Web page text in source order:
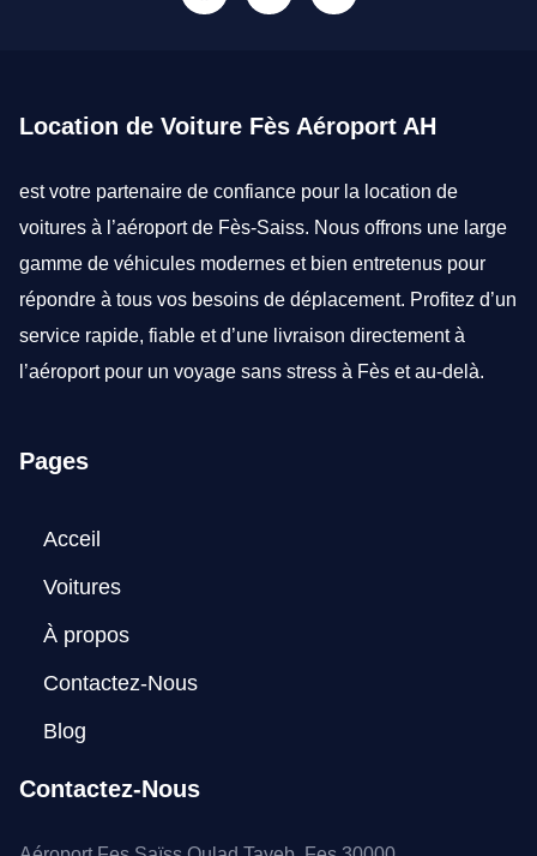
Location de Voiture Fès Aéroport AH
est votre partenaire de confiance pour la location de
voitures à l’aéroport de Fès-Saiss. Nous offrons une large
gamme de véhicules modernes et bien entretenus pour
répondre à tous vos besoins de déplacement. Profitez d’un
service rapide, fiable et d’une livraison directement à
l’aéroport pour un voyage sans stress à Fès et au-delà.
Pages
Acceil
Voitures
À propos
Contactez-Nous
Blog
Contactez-Nous